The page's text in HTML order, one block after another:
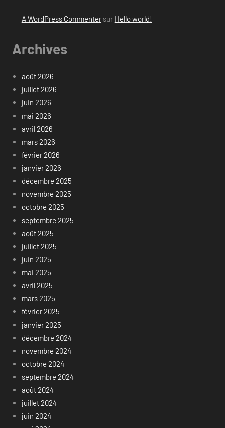
A WordPress Commentersur Hello world!
Archives
août 2026
juillet 2026
juin 2026
mai 2026
avril 2026
mars 2026
février 2026
janvier 2026
décembre 2025
novembre 2025
octobre 2025
septembre 2025
août 2025
juillet 2025
juin 2025
mai 2025
avril 2025
mars 2025
février 2025
janvier 2025
décembre 2024
novembre 2024
octobre 2024
septembre 2024
août 2024
juillet 2024
juin 2024